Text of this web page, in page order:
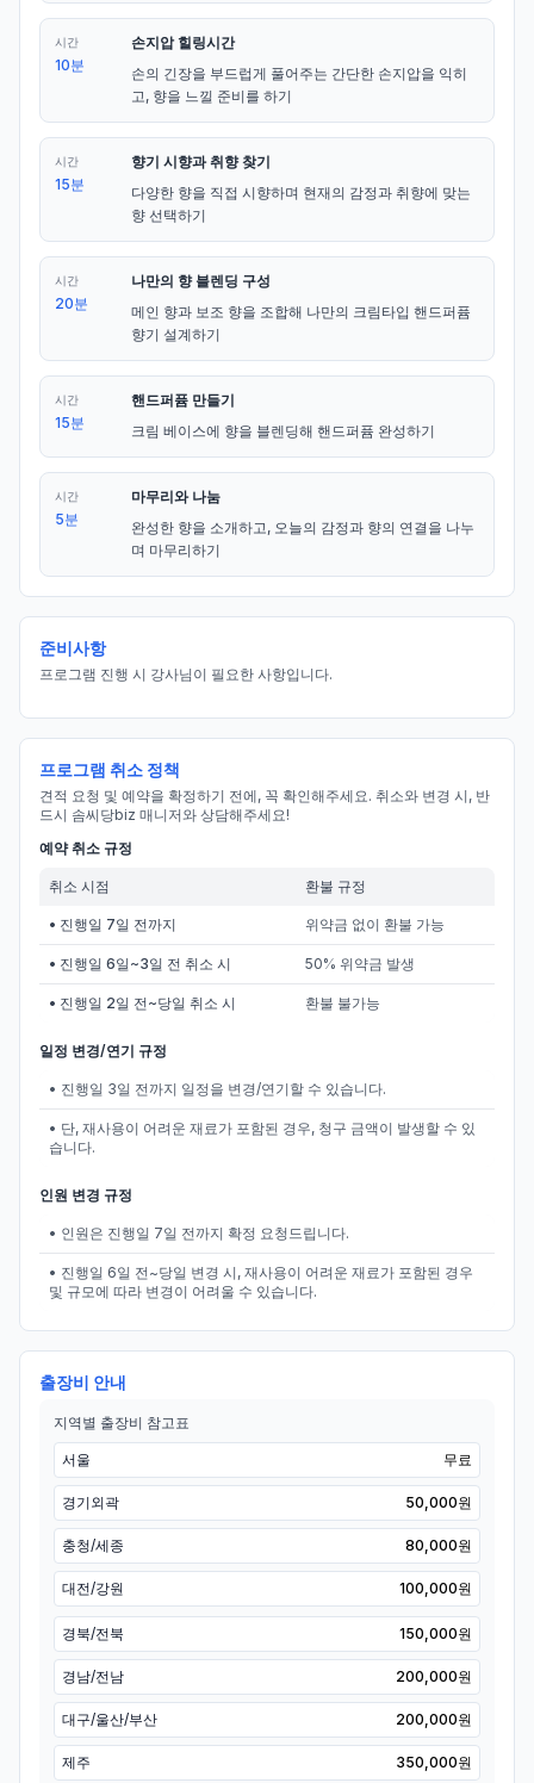
시간
10분
손지압 힐링시간
손의 긴장을 부드럽게 풀어주는 간단한 손지압을 익히
고, 향을 느낄 준비를 하기
시간
15분
향기 시향과 취향 찾기
다양한 향을 직접 시향하며 현재의 감정과 취향에 맞는
향 선택하기
시간
20분
나만의 향 블렌딩 구성
메인 향과 보조 향을 조합해 나만의 크림타입 핸드퍼퓸
향기 설계하기
시간
15분
핸드퍼퓸 만들기
크림 베이스에 향을 블렌딩해 핸드퍼퓸 완성하기
시간
5분
마무리와 나눔
완성한 향을 소개하고, 오늘의 감정과 향의 연결을 나누
며 마무리하기
준비사항
프로그램 진행 시 강사님이 필요한 사항입니다.
프로그램 취소 정책
견적 요청 및 예약을 확정하기 전에, 꼭 확인해주세요. 취소와 변경 시, 반
드시 솜씨당biz 매니저와 상담해주세요!
예약 취소 규정
취소 시점 환불 규정
• 진행일 7일 전까지 위약금 없이 환불 가능
• 진행일 6일~3일 전 취소 시 50% 위약금 발생
• 진행일 2일 전~당일 취소 시 환불 불가능
일정 변경/연기 규정
• 진행일 3일 전까지 일정을 변경/연기할 수 있습니다.
• 단, 재사용이 어려운 재료가 포함된 경우, 청구 금액이 발생할 수 있
습니다.
인원 변경 규정
• 인원은 진행일 7일 전까지 확정 요청드립니다.
• 진행일 6일 전~당일 변경 시, 재사용이 어려운 재료가 포함된 경우
및 규모에 따라 변경이 어려울 수 있습니다.
출장비 안내
지역별 출장비 참고표
서울 무료
경기외곽 50,000원
충청/세종 80,000원
대전/강원 100,000원
경북/전북 150,000원
경남/전남 200,000원
대구/울산/부산 200,000원
제주 350,000원